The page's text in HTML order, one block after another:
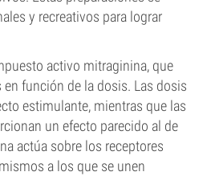
y recreativos para lograr
activo mitraginina, que
función de la dosis. Las dosis
estimulante, mientras que las
un efecto parecido al de
actúa sobre los receptores
a los que se unen